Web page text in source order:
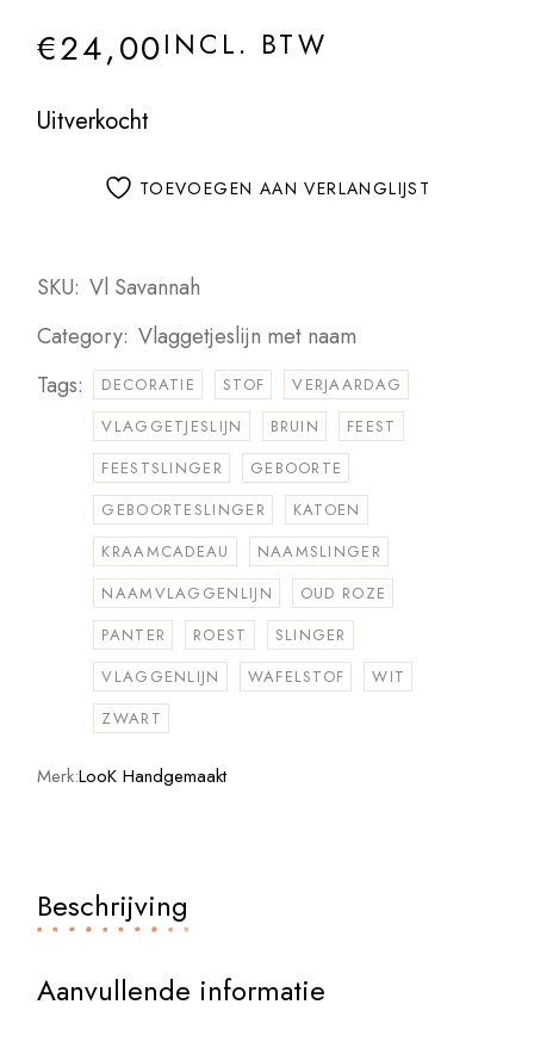
€24,00INCL. BTW
Uitverkocht
TOEVOEGEN AAN VERLANGLIJST
SKU: Vl Savannah
Category: Vlaggetjeslijn met naam
Tags:
DECORATIE STOF
VERJAARDAG
VLAGGETJESLIJN
BRUIN
FEEST
FEESTSLINGER
GEBOORTE
GEBOORTESLINGER
KATOEN
KRAAMCADEAU
NAAMSLINGER
NAAMVLAGGENLIJN
OUD ROZE
PANTER
ROEST
SLINGER
VLAGGENLIJN
WAFELSTOF
WIT
ZWART
Merk:LooK Handgemaakt
Beschrijving
Aanvullende informatie